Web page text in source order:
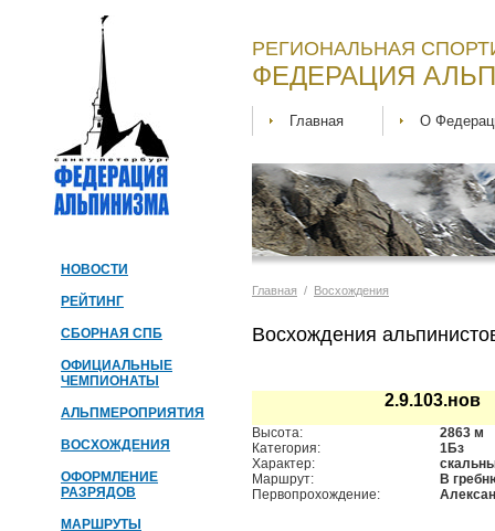
НОВОСТИ
РЕЙТИНГ
СБОРНАЯ СПБ
ОФИЦИАЛЬНЫЕ
ЧЕМПИОНАТЫ
АЛЬПМЕРОПРИЯТИЯ
ВОСХОЖДЕНИЯ
ОФОРМЛЕНИЕ
РАЗРЯДОВ
МАРШРУТЫ
РЕГИОНАЛЬНАЯ
ФЕДЕРАЦИЯ
Главная О
Главная / Восхождения
Восхождения
Высота:
2863 м
Категория:
1Бз
Характер:
Маршрут:
В
Первопрохождение: